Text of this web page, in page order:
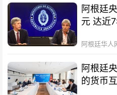
阿根廷
元 达近
阿根廷华人
阿根廷
的货币